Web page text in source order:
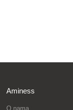
Aminess
O nama